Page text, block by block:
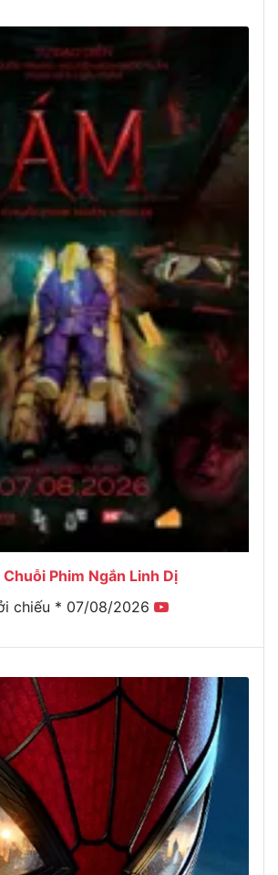
Chuỗi Phim Ngắn Linh Dị
chiếu * 07/08/2026